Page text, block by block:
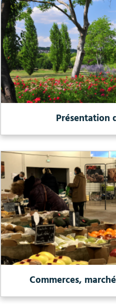
Présentation
Commerces,